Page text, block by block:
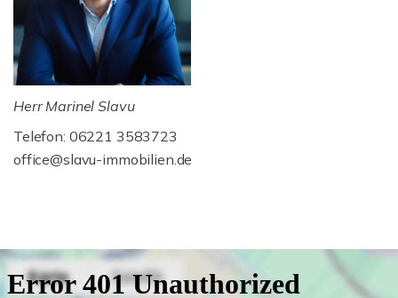
Herr Marinel Slavu
Telefon: 06221 3583723
office@slavu-immobilien.de